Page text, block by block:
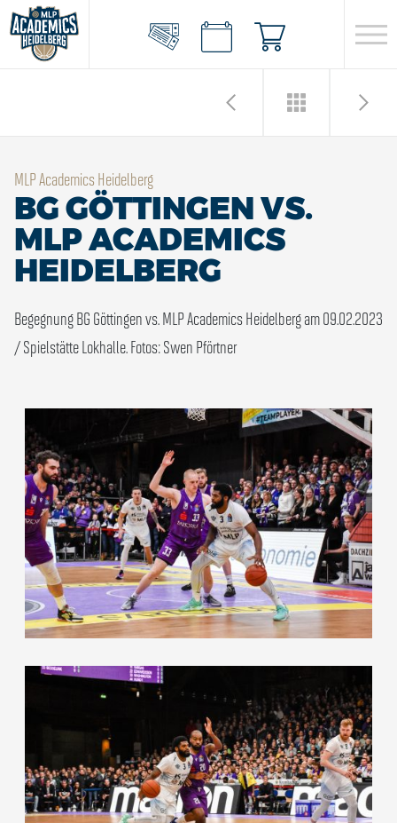
MLP Academics Heidelberg
BG GÖTTINGEN VS.
MLP ACADEMICS
HEIDELBERG
Begegnung BG Göttingen vs. MLP Academics Heidelberg am 09.02.2023
/ Spielstätte Lokhalle.Fotos: Swen Pförtner